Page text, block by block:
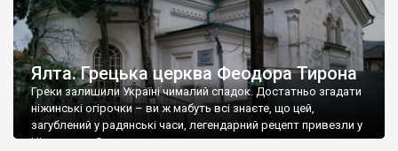
Ялта. Грецька церква Феодора Тирона
Греки залишили Україні чималий спадок. Достатньо згадати
ніжинські огірочки – ви ж мабуть всі знаєте, що цей,
загублений у радянські часи, легендарний рецепт привезли у
Ніжин греки?